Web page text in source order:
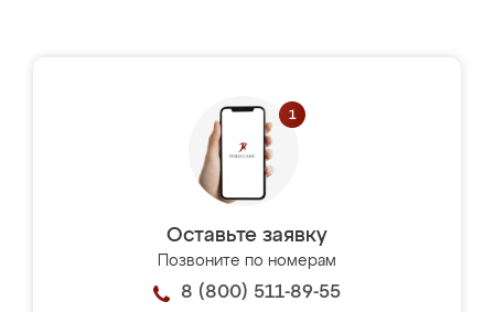
Оставьте заявку
Позвоните по номерам
8 (800) 511-89-55